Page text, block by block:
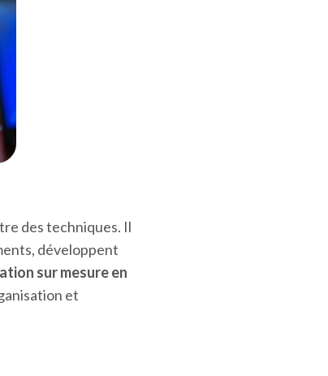
des techniques. Il
développent
sur mesure en
et